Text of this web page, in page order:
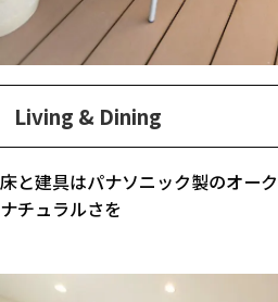
Living & Dining
床と建具はパナソニック製のオー
ナチュラルさを